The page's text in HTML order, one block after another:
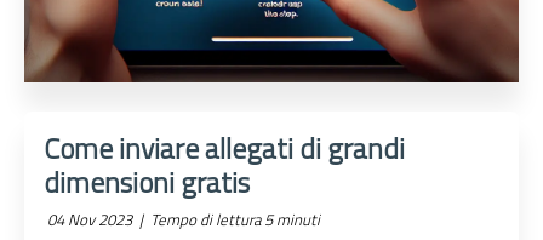
Come inviare allegati di grandi
dimensioni gratis
04 Nov 2023 | Tempo di lettura 5 minuti